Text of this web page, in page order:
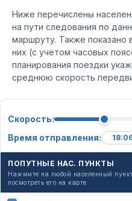
Ниже перечислены
на пути следования по
маршруту. Также показано
них (с учетом часовых
планирования поездки
среднюю скорость
Скорость:
Время отправления:
ПОПУТНЫЕ НАС. ПУНКТЫ
Нажмите на любой населенный
посмотреть его на карте